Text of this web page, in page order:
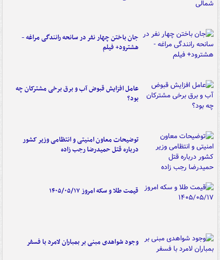
جان باختن چهار نفر در سانحه رانندگی مراغه -
هشترود+ فیلم
عامل افزایش قبوض آب و برق برخی مشترکان چه
بود؟
توضیحات معاون امنیتی و انتظامی وزیر کشور
درباره قتل حمیدرضا رجب زاده
قیمت طلا و سکه امروز ۱۴۰۵/۰۵/۱۷
وجود شواهدی مبنی بر بمباران لامرد با فسفر